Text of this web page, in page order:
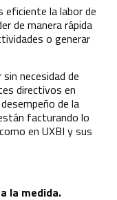
eficiente la labor de
de manera rápida
o generar
necesidad de
directivos en
de la
facturando lo
en UXBI y sus
la medida.